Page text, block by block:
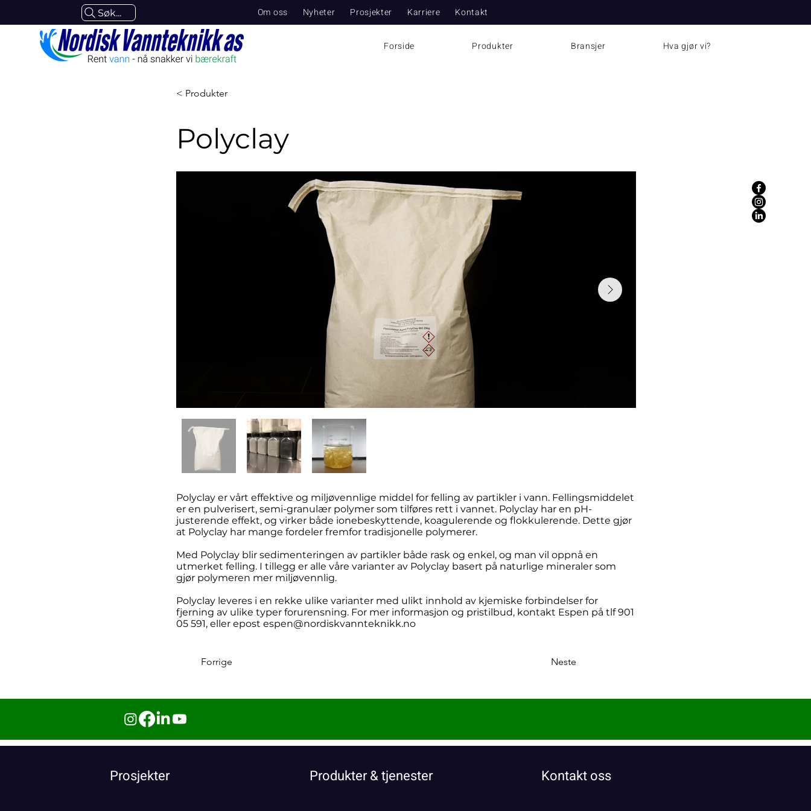
Søk... Om oss Nyheter Prosjekter Karriere Kontakt
Forside Produkter Bransjer Hva gjør vi?
< Produkter
Polyclay
Polyclay er vårt effektive og miljøvennlige middel for felling av partikler i vann. Fellingsmiddelet
er en pulverisert, semi-granulær polymer som tilføres rett i vannet. Polyclay har en pH-
justerende effekt, og virker både ionebeskyttende, koagulerende og flokkulerende. Dette gjør
at Polyclay har mange fordeler fremfor tradisjonelle polymerer.
Med Polyclay blir sedimenteringen av partikler både rask og enkel, og man vil oppnå en
utmerket felling. I tillegg er alle våre varianter av Polyclay basert på naturlige mineraler som
gjør polymeren mer miljøvennlig.
Polyclay leveres i en rekke ulike varianter med ulikt innhold av kjemiske forbindelser for
fjerning av ulike typer forurensning. For mer informasjon og pristilbud, kontakt Espen på tlf 901
05 591, eller epost espen@nordiskvannteknikk.no
Forrige Neste
Prosjekter Produkter & tjenester Kontakt oss